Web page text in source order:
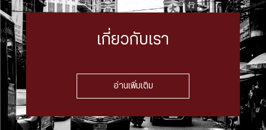
เกี่ยวกับเรา
อ่านเพิ่มเติม